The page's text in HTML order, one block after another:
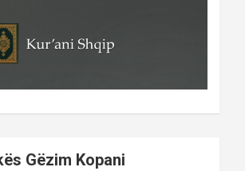
Gëzim Kopani